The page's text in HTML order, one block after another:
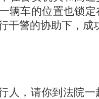
辆车的位置也锁
干警的协助下，成
人，请你到法院